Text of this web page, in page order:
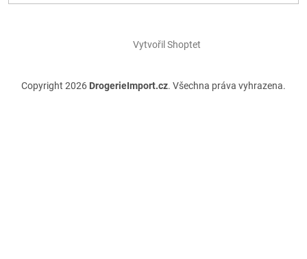
Vytvořil Shoptet
Copyright 2026 DrogerieImport.cz. Všechna práva vyhrazena.